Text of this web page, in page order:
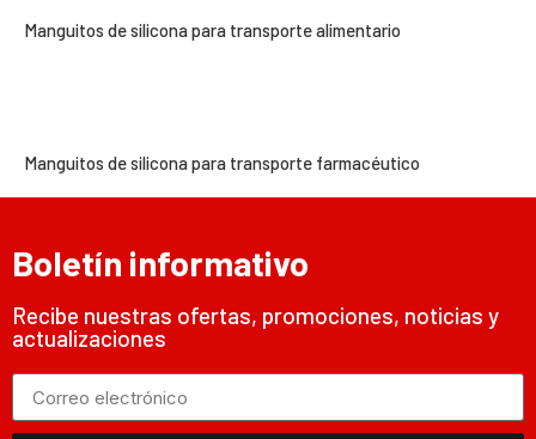
Manguitos de silicona para transporte alimentario
Manguitos de silicona para transporte farmacéutico
Boletín informativo
Recibe nuestras ofertas, promociones, noticias y
actualizaciones